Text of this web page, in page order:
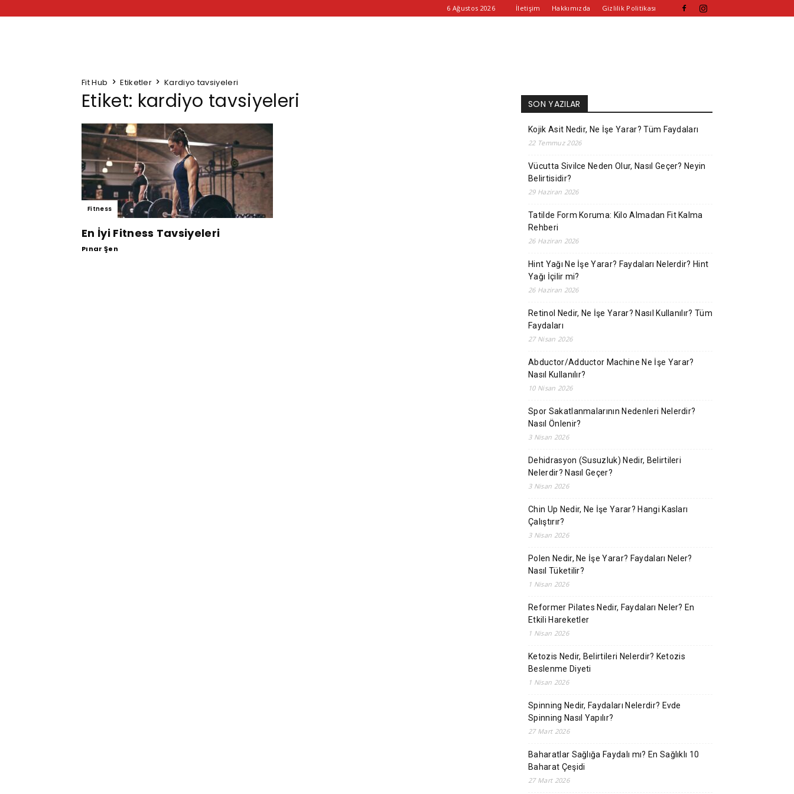
6 Ağustos 2026 İletişim Hakkımızda Gizlilik Politikası
Fit Hub Etiketler Kardiyo tavsiyeleri
Etiket: kardiyo tavsiyeleri
Fitness
En İyi Fitness Tavsiyeleri
Pınar Şen
SON YAZILAR
Kojik Asit Nedir, Ne İşe Yarar? Tüm Faydaları
22 Temmuz 2026
Vücutta Sivilce Neden Olur, Nasıl Geçer? Neyin
Belirtisidir?
29 Haziran 2026
Tatilde Form Koruma: Kilo Almadan Fit Kalma
Rehberi
26 Haziran 2026
Hint Yağı Ne İşe Yarar? Faydaları Nelerdir? Hint
Yağı İçilir mi?
26 Haziran 2026
Retinol Nedir, Ne İşe Yarar? Nasıl Kullanılır? Tüm
Faydaları
27 Nisan 2026
Abductor/Adductor Machine Ne İşe Yarar?
Nasıl Kullanılır?
10 Nisan 2026
Spor Sakatlanmalarının Nedenleri Nelerdir?
Nasıl Önlenir?
3 Nisan 2026
Dehidrasyon (Susuzluk) Nedir, Belirtileri
Nelerdir? Nasıl Geçer?
3 Nisan 2026
Chin Up Nedir, Ne İşe Yarar? Hangi Kasları
Çalıştırır?
3 Nisan 2026
Polen Nedir, Ne İşe Yarar? Faydaları Neler?
Nasıl Tüketilir?
1 Nisan 2026
Reformer Pilates Nedir, Faydaları Neler? En
Etkili Hareketler
1 Nisan 2026
Ketozis Nedir, Belirtileri Nelerdir? Ketozis
Beslenme Diyeti
1 Nisan 2026
Spinning Nedir, Faydaları Nelerdir? Evde
Spinning Nasıl Yapılır?
27 Mart 2026
Baharatlar Sağlığa Faydalı mı? En Sağlıklı 10
Baharat Çeşidi
27 Mart 2026